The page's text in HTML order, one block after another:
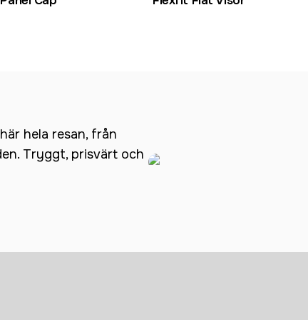
hela resan, från
Tryggt, prisvärt och